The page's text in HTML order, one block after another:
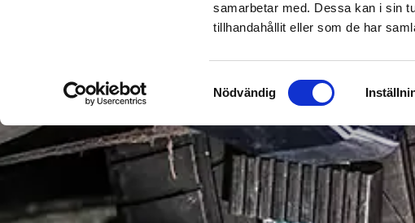
samarbetar med. Dessa kan i sin
tillhandahållit eller som de har
Nödvändig